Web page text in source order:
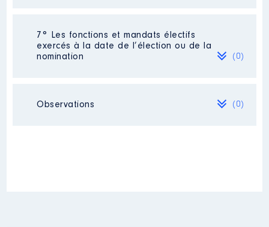
Départemental 64 │ De : 01/2015
Activité professionnelle: MAIRE DE
LASSE
Néant
7° Les fonctions et mandats électifs
exercés à la date de l’élection ou de la
nomination
(0)
Néant
Observations (0)